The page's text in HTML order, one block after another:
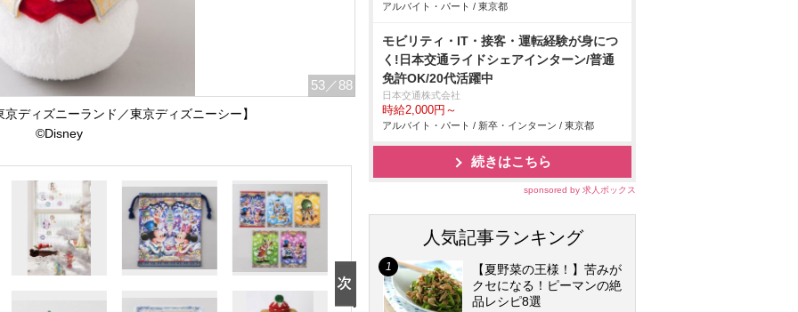
53 ／88
ディズニーランド／東京ディズニーシー】
©Disney
アルバイト・パート / 東京都
モビリティ・IT・接客・運転経験が身につ
く!日本交通ライドシェアインターン/普通
免許OK/20代活躍中
日本交通株式会社
時給2,000円～
アルバイト・パート / 新卒・インターン / 東京都
続きはこちら
sponsored by 求人ボックス
人気記事ランキング
【夏野菜の王様！】苦みが
クセになる！ピーマンの絶
品レシピ8選